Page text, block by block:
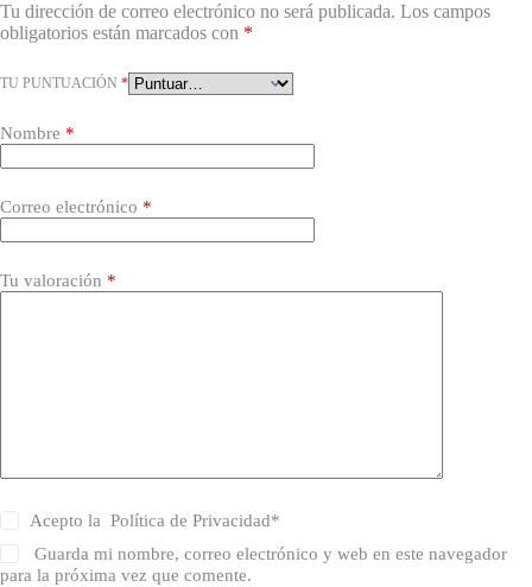
Tu dirección de correo electrónico no será publicada. Los campos
obligatorios están marcados con *
TU PUNTUACIÓN *
Nombre *
Correo electrónico *
Tu valoración *
Acepto laPolítica de Privacidad*
Guarda mi nombre, correo electrónico y web en este navegador
para la próxima vez que comente.